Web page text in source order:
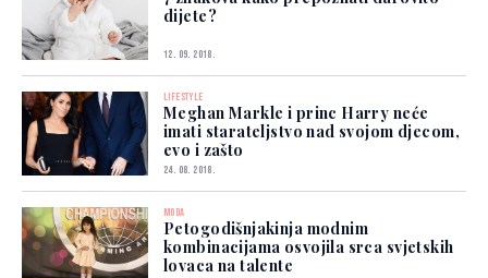
dijete?
12. 09. 2018.
LIFESTYLE
Meghan Markle i princ Harry neće
imati starateljstvo nad svojom djecom,
evo i zašto
24. 08. 2018.
MODA
Petogodišnjakinja modnim
kombinacijama osvojila srca svjetskih
lovaca na talente